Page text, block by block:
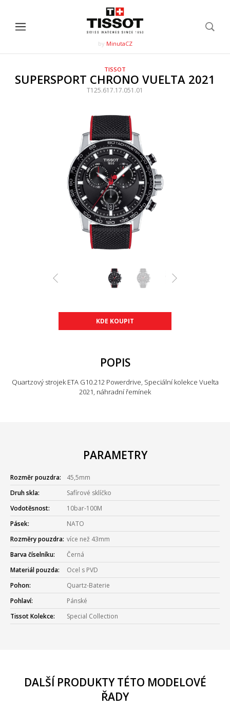
by MinutaCZ
TISSOT
SUPERSPORT CHRONO VUELTA 2021
T125.617.17.051.01
KDE KOUPIT
POPIS
Quartzový strojek ETA G10.212 Powerdrive, Speciální kolekce Vuelta
2021, náhradní řemínek
PARAMETRY
Rozměr pouzdra:
45,5mm
Druh skla:
Safírové sklíčko
Vodotěsnost:
10bar-100M
Pásek:
NATO
Rozměry pouzdra: více než 43mm
Barva číselníku:
Černá
Materiál pouzda:
Ocel s PVD
Pohon:
Quartz-Baterie
Pohlaví:
Pánské
Tissot Kolekce:
Special Collection
DALŠÍ PRODUKTY TÉTO MODELOVÉ
ŘADY